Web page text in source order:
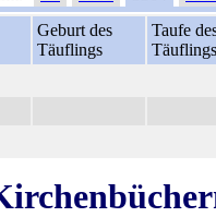
Geburt des
Täuflings
Taufe
Täuflings